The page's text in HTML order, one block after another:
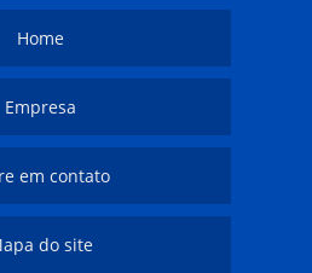
Home
Empresa
em contato
do site